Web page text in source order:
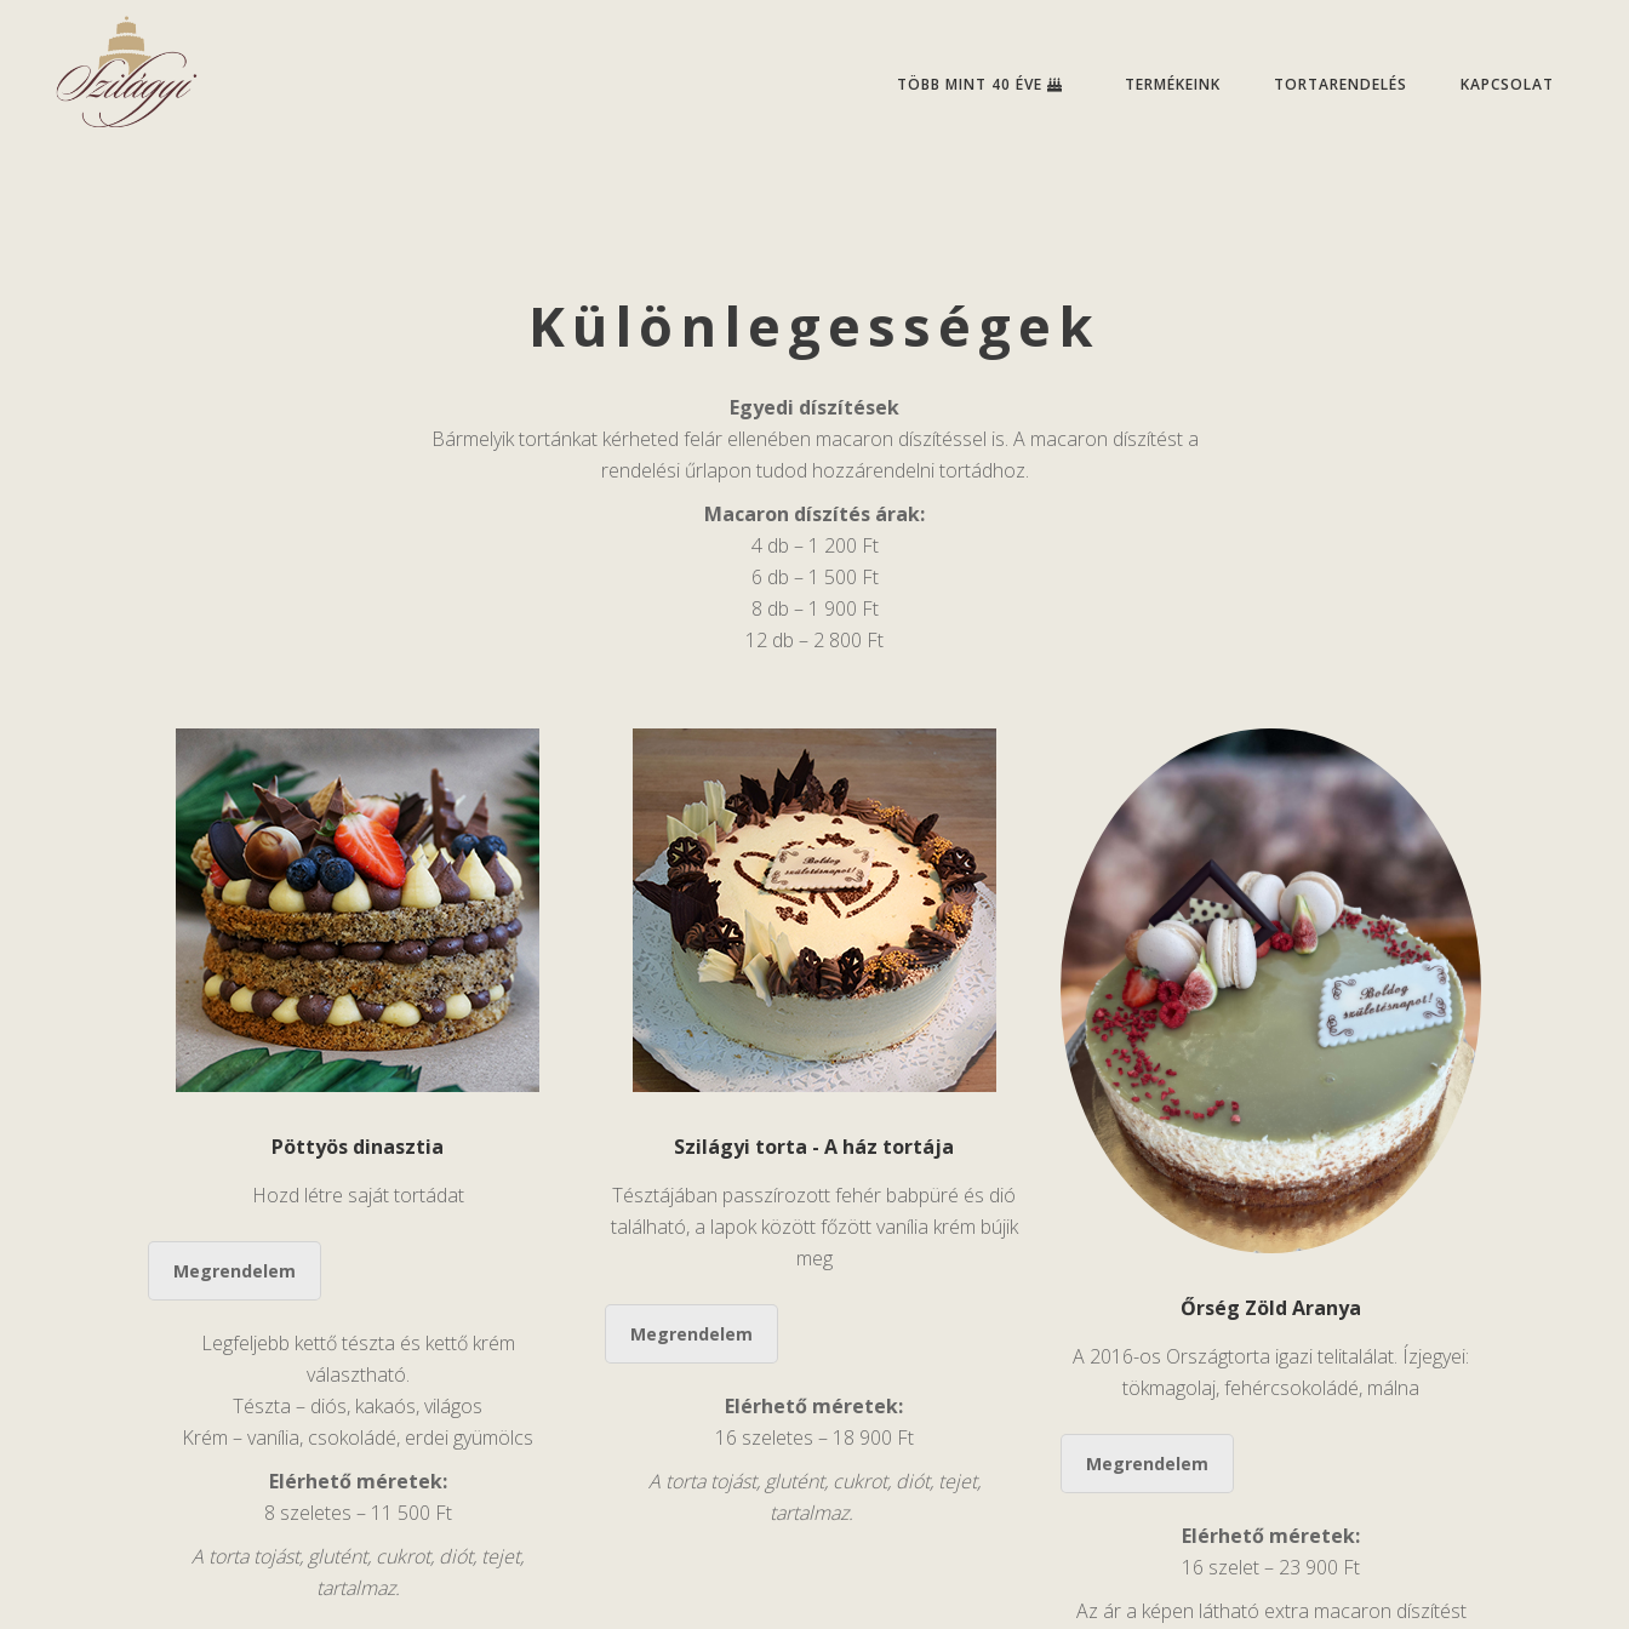
TÖBB MINT 40 ÉVE TERMÉKEINK TORTARENDELÉS KAPCSOLAT
Különlegességek
Egyedi díszítések
Bármelyik tortánkat kérheted felár ellenében macaron díszítéssel is. A macaron díszítést a
rendelési űrlapon tudod hozzárendelni tortádhoz.
Macaron díszítés árak:
4 db – 1 200 Ft
6 db – 1 500 Ft
8 db – 1 900 Ft
12 db – 2 800 Ft
Pöttyös dinasztia
Hozd létre saját tortádat
Megrendelem
Legfeljebb kettő tészta és kettő krém
választható.
Tészta – diós, kakaós, világos
Krém – vanília, csokoládé, erdei gyümölcs
Elérhető méretek:
8 szeletes – 11 500 Ft
A torta tojást, glutént, cukrot, diót, tejet,
tartalmaz.
Szilágyi torta - A ház tortája
Tésztájában passzírozott fehér babpüré és dió
található, a lapok között főzött vanília krém bújik
meg
Megrendelem
Elérhető méretek:
16 szeletes – 18 900 Ft
A torta tojást, glutént, cukrot, diót, tejet,
tartalmaz.
Őrség Zöld Aranya
A 2016-os Országtorta igazi telitalálat. Ízjegyei:
tökmagolaj, fehércsokoládé, málna
Megrendelem
Elérhető méretek:
16 szelet – 23 900 Ft
Az ár a képen látható extra macaron díszítést